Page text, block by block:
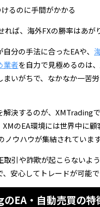
るのに手間がかかる
れば、海外FXの勝率はあが
分の手法に合ったEAや、
業者を自力で見極めるのは
まいがちで、なかなか一苦
解決するのが、XMTrading
XMのEA環境には世界中に
ノウハウが集結されています
引や詐欺が起こらないよ
安心してトレードが可能で
EA・自動売買の特